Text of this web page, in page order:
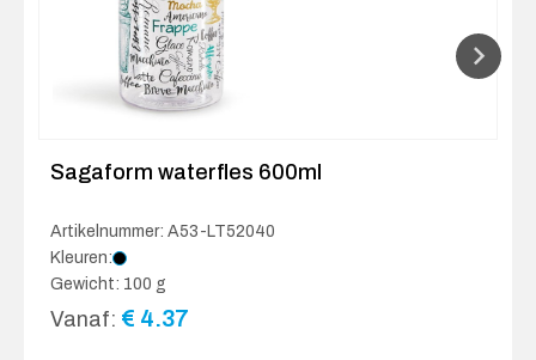
Sagaform waterfles 600ml
Artikelnummer: A53-LT52040
Kleuren:
Gewicht: 100 g
Vanaf: € 4.37